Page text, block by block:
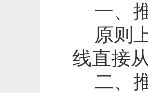
一、
原则
线直接
二、